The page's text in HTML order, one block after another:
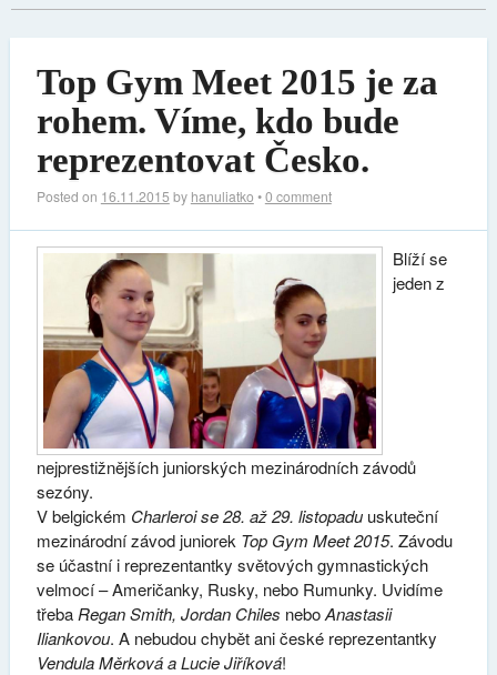
Top Gym Meet 2015 je za
rohem. Víme, kdo bude
reprezentovat Česko.
Posted on 16.11.2015 by hanuliatko •0 comment
Blíží se
jeden z
nejprestižnějších juniorských mezinárodních závodů
sezóny.
V belgickém Charleroi se 28. až 29. listopaduuskuteční
mezinárodní závod juniorek Top Gym Meet 2015. Závodu
se účastní i reprezentantky světových gymnastických
velmocí – Američanky, Rusky, nebo Rumunky. Uvidíme
třeba Regan Smith, Jordan Chiles neboAnastasii
Iliankovou. A nebudou chybět ani české reprezentantky
Vendula Měrková a Lucie Jiříková!